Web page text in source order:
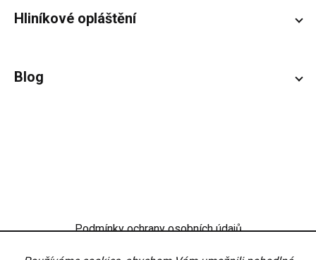
Hliníkové opláštění
Blog
Podmínky ochrany osobních údajů
Nastavení